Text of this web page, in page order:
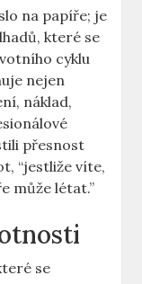
na ⁢papíře; je
které se
cyklu
‌nejen
náklad,
přesnost
“jestliže víte,
může létat.”
se